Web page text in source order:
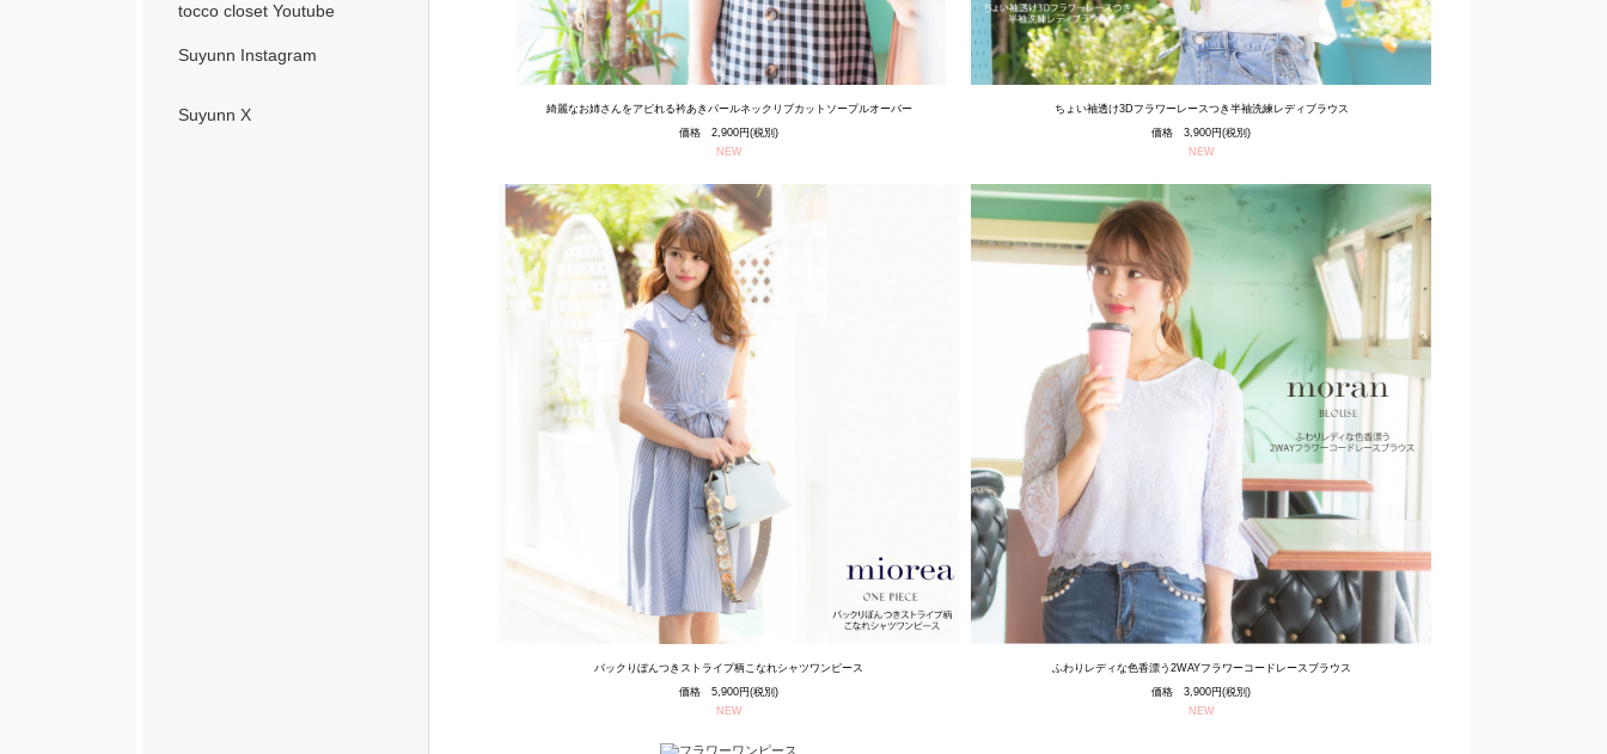
tocco closet Youtube
Suyunn Instagram
Suyunn X
綺麗なお姉さんをアピれる衿あきパールネックリブカットソープルオーバー
価格 2,900円(税別)
NEW
ちょい袖透け3Dフラワーレースつき半袖洗練レディブラウス
価格 3,900円(税別)
NEW
バックりぼんつきストライプ柄こなれシャツワンピース
価格 5,900円(税別)
NEW
ふわりレディな色香漂う2WAYフラワーコードレースブラウス
価格 3,900円(税別)
NEW